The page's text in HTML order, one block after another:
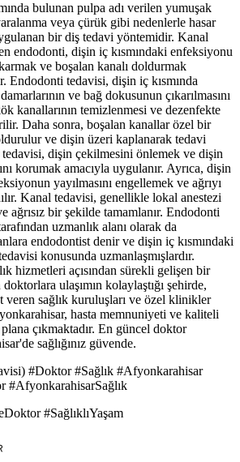
bulunan pulpa adı verilen yumuşak
veya çürük gibi nedenlerle hasar
bir diş tedavi yöntemidir. Kanal
endodonti, dişin iç kısmındaki enfeksiyonu
ve boşalan kanalı doldurmak
Endodonti tedavisi, dişin iç kısmında
ve bağ dokusunun çıkarılmasını
kanallarının temizlenmesi ve dezenfekte
Daha sonra, boşalan kanallar özel bir
ve dişin üzeri kaplanarak tedavi
tedavisi, dişin çekilmesini önlemek ve dişin
korumak amacıyla uygulanır. Ayrıca, dişin
yayılmasını engellemek ve ağrıyı
Kanal tedavisi, genellikle lokal anestezi
ağrısız bir şekilde tamamlanır. Endodonti
uzmanlık alanı olarak da
endodontist denir ve dişin iç kısmındaki
konusunda uzmanlaşmışlardır.
hizmetleri açısından sürekli gelişen bir
ulaşımın kolaylaştığı şehirde,
veren sağlık kuruluşları ve özel klinikler
hasta memnuniyeti ve kaliteli
çıkmaktadır. En güncel doktor
sağlığınız güvende.
#Doktor #Sağlık #Afyonkarahisar
#AfyonkarahisarSağlık
#SağlıklıYaşam